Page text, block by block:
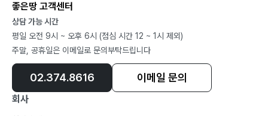
좋은땅 고객센터
상담 가능 시간
평일 오전 9시 ~ 오후 6시 (점심 시간 12 ~ 1시 제외)
주말, 공휴일은 이메일로 문의부탁드립니다
02.374.8616 이메일 문의
회사